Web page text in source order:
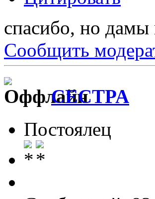
спасибо, но дамы
Сообщить
CECTPA
Постоялец